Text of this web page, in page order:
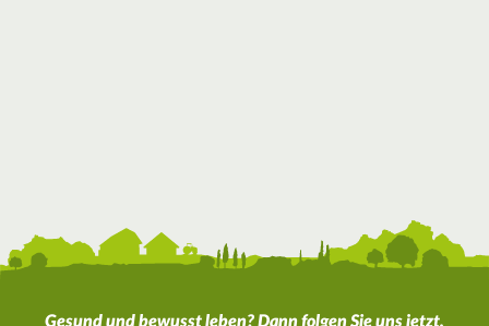
Gesund und bewusst leben? Dann folgen Sie uns jetzt.